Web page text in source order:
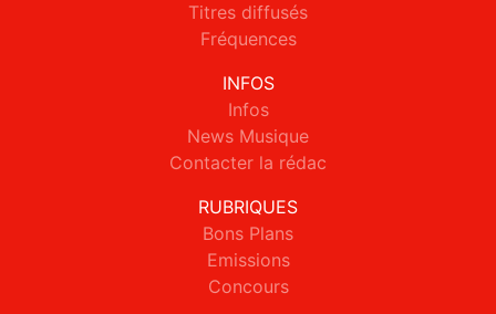
Titres diffusés
Fréquences
INFOS
Infos
News Musique
Contacter la rédac
RUBRIQUES
Bons Plans
Emissions
Concours